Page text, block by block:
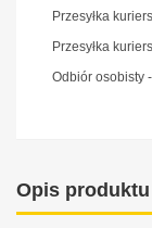
Przesyłka
Przesyłka
Odbiór osobisty
Opis produktu